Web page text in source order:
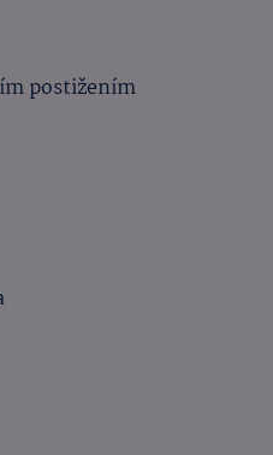
postižením